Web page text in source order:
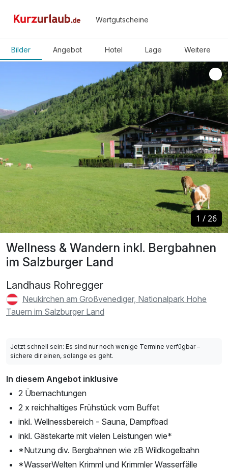
Wertgutscheine
Bilder Angebot Hotel Lage Weitere
Wellness & Wandern inkl. Bergbahnen
im Salzburger Land
Landhaus Rohregger
Neukirchen am Großvenediger, Nationalpark Hohe
Tauern im Salzburger Land
1 /26
1 /26
Jetzt schnell sein: Es sind nur noch wenige Termine verfügbar –
sichere dir einen, solange es geht.
In diesem Angebot inklusive
2 Übernachtungen
2 x reichhaltiges Frühstück vom Buffet
inkl. Wellnessbereich - Sauna, Dampfbad
inkl. Gästekarte mit vielen Leistungen wie*
*Nutzung div. Bergbahnen wie zB Wildkogelbahn
*WasserWelten Krimml und Krimmler Wasserfälle